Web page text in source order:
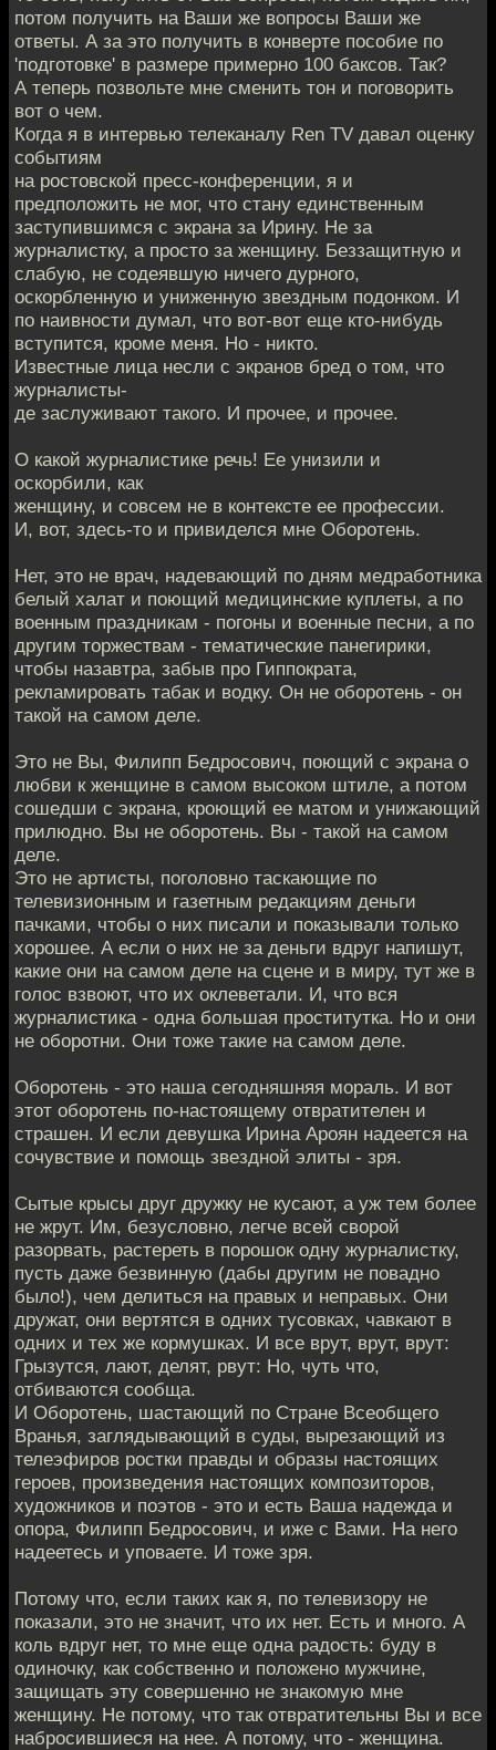
потом получить на Ваши же вопросы Ваши же
ответы. А за это получить в конверте пособие по
'подготовке' в размере примерно 100 баксов. Так?
А теперь позвольте мне сменить тон и поговорить
вот о чем.
Когда я в интервью телеканалу Ren TV давал оценку
событиям
на ростовской пресс-конференции, я и
предположить не мог, что стану единственным
заступившимся с экрана за Ирину. Не за
журналистку, а просто за женщину. Беззащитную и
слабую, не содеявшую ничего дурного,
оскорбленную и униженную звездным подонком. И
по наивности думал, что вот-вот еще кто-нибудь
вступится, кроме меня. Но - никто.
Известные лица несли с экранов бред о том, что
журналисты-
де заслуживают такого. И прочее, и прочее.
О какой журналистике речь! Ее унизили и
оскорбили, как
женщину, и совсем не в контексте ее профессии.
И, вот, здесь-то и привиделся мне Оборотень.
Нет, это не врач, надевающий по дням медработника
белый халат и поющий медицинские куплеты, а по
военным праздникам - погоны и военные песни, а по
другим торжествам - тематические панегирики,
чтобы назавтра, забыв про Гиппократа,
рекламировать табак и водку. Он не оборотень - он
такой на самом деле.
Это не Вы, Филипп Бедросович, поющий с экрана о
любви к женщине в самом высоком штиле, а потом
сошедши с экрана, кроющий ее матом и унижающий
прилюдно. Вы не оборотень. Вы - такой на самом
деле.
Это не артисты, поголовно таскающие по
телевизионным и газетным редакциям деньги
пачками, чтобы о них писали и показывали только
хорошее. А если о них не за деньги вдруг напишут,
какие они на самом деле на сцене и в миру, тут же в
голос взвоют, что их оклеветали. И, что вся
журналистика - одна большая проститутка. Но и они
не оборотни. Они тоже такие на самом деле.
Оборотень - это наша сегодняшняя мораль. И вот
этот оборотень по-настоящему отвратителен и
страшен. И если девушка Ирина Ароян надеется на
сочувствие и помощь звездной элиты - зря.
Сытые крысы друг дружку не кусают, а уж тем более
не жрут. Им, безусловно, легче всей сворой
разорвать, растереть в порошок одну журналистку,
пусть даже безвинную (дабы другим не повадно
было!), чем делиться на правых и неправых. Они
дружат, они вертятся в одних тусовках, чавкают в
одних и тех же кормушках. И все врут, врут, врут:
Грызутся, лают, делят, рвут: Но, чуть что,
отбиваются сообща.
И Оборотень, шастающий по Стране Всеобщего
Вранья, заглядывающий в суды, вырезающий из
телеэфиров ростки правды и образы настоящих
героев, произведения настоящих композиторов,
художников и поэтов - это и есть Ваша надежда и
опора, Филипп Бедросович, и иже с Вами. На него
надеетесь и уповаете. И тоже зря.
Потому что, если таких как я, по телевизору не
показали, это не значит, что их нет. Есть и много. А
коль вдруг нет, то мне еще одна радость: буду в
одиночку, как собственно и положено мужчине,
защищать эту совершенно не знакомую мне
женщину. Не потому, что так отвратительны Вы и все
набросившиеся на нее. А потому, что - женщина.